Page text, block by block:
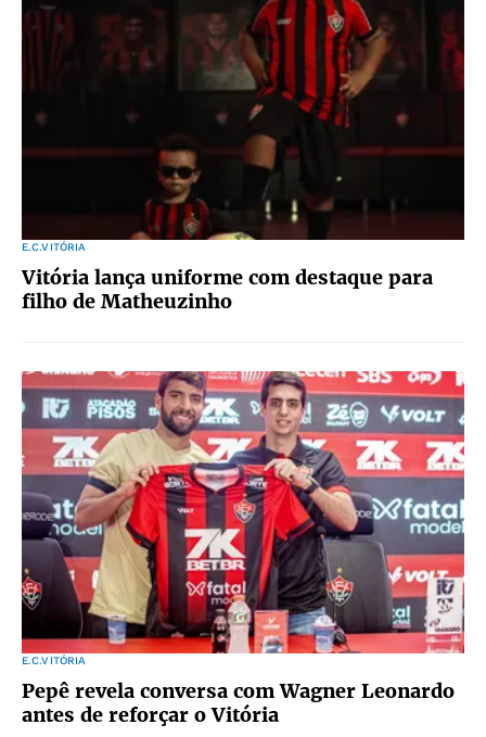
E.C.VITÓRIA
Vitória lança uniforme com destaque para
filho de Matheuzinho
E.C.VITÓRIA
Pepê revela conversa com Wagner Leonardo
antes de reforçar o Vitória